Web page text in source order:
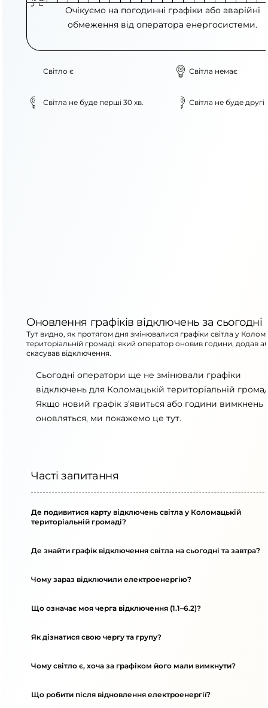
Очікуємо на погодинні графіки або аварійні
обмеження від оператора енергосистеми.
Світло є Світла немає
Світла не буде перші 30 хв. Світла не буде другі
Оновлення графіків відключень за сьогодні
Тут видно, як протягом дня змінювалися графіки світла у
територіальній громаді: який оператор оновив години, додав
скасував відключення.
Сьогодні оператори ще не змінювали графіки
відключень для Коломацькій територіальній
Якщо новий графік з’явиться або години вимкнень
оновляться, ми покажемо це тут.
Часті запитання
Де подивитися карту відключень світла у Коломацькій
територіальній громаді?
Де знайти графік відключення світла на сьогодні та завтра?
Чому зараз відключили електроенергію?
Що означає моя черга відключення (1.1–6.2)?
Як дізнатися свою чергу та групу?
Чому світло є, хоча за графіком його мали вимкнути?
Що робити після відновлення електроенергії?